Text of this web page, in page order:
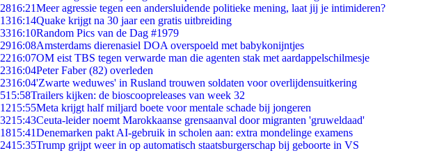
2816:21Meer agressie tegen een andersluidende politieke mening, laat jij je intimideren?
1316:14Quake krijgt na 30 jaar een gratis uitbreiding
3316:10Random Pics van de Dag #1979
2916:08Amsterdams dierenasiel DOA overspoeld met babykonijntjes
2216:07OM eist TBS tegen verwarde man die agenten stak met aardappelschilmesje
2316:04Peter Faber (82) overleden
2316:04'Zwarte weduwes' in Rusland trouwen soldaten voor overlijdensuitkering
515:58Trailers kijken: de bioscoopreleases van week 32
1215:55Meta krijgt half miljard boete voor mentale schade bij jongeren
3215:43Ceuta-leider noemt Marokkaanse grensaanval door migranten 'gruweldaad'
1815:41Denemarken pakt AI-gebruik in scholen aan: extra mondelinge examens
2415:35Trump grijpt weer in op automatisch staatsburgerschap bij geboorte in VS